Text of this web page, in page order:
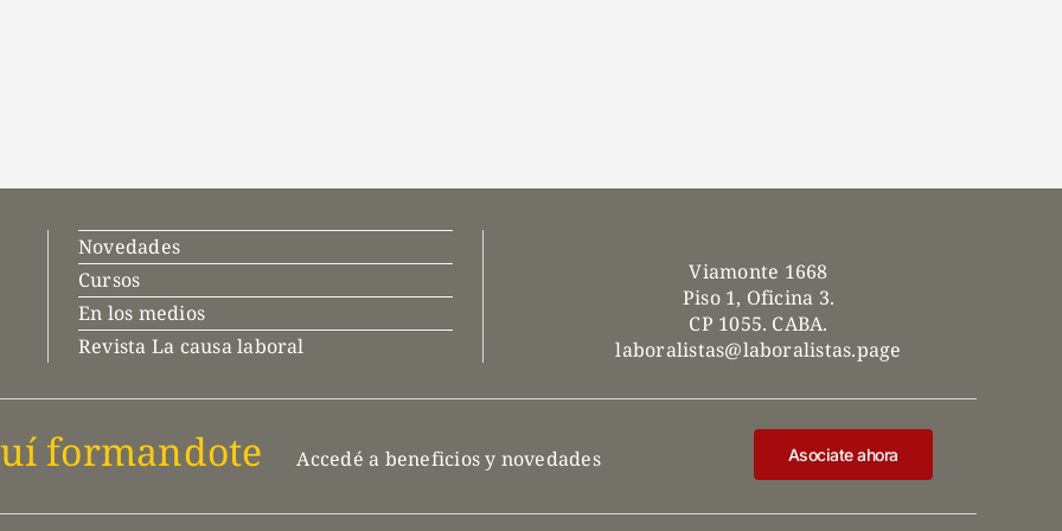
Novedades
Cursos
En los medios
Revista La causa laboral
Viamonte 1668
Piso 1, Oficina 3.
CP 1055. CABA.
laboralistas@laboralistas.page
formandote Accedé a beneficios y novedades Asociate ahora